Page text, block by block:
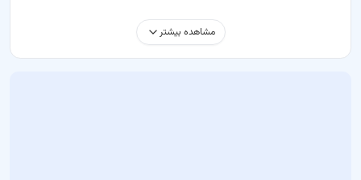
خدماتی که دکتر حسینی ارائه می‌دهد شامل:
معاینه – بررسی وضعیت کلی سلامت و تشخیص بیماری‌ها
مشاهده بیشتر